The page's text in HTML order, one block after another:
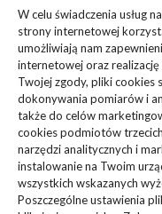
W celu świadczenia usług
strony internetowej
umożliwiają nam
internetowej oraz
Twojej zgody, pliki cookies
dokonywania pomiarów i
także do celów
cookies podmiotów
narzędzi analitycznych i
instalowanie na Twoim
wszystkich wskazanych
Poszczególne ustawienia
Dom, Ogród
Zdrowie, Medycyna
Edukacja, Rozrywka
Sport, Turystyka
Budownictwo, Przemysł